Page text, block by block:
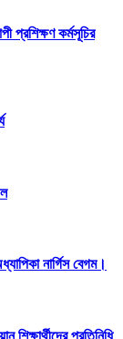
প্রশিক্ষণ কর্মসূচির
নার্গিস বেগম।
প্রতিনিধি